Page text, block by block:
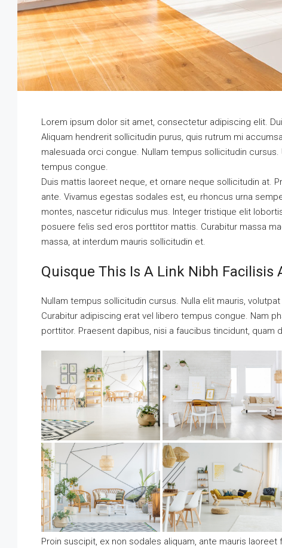
Lorem ipsum dolor sit amet, consectetur adipiscing elit.
Aliquam hendrerit sollicitudin purus, quis rutrum mi
malesuada orci congue. Nullam tempus sollicitudin
tempus congue.
Duis mattis laoreet neque, et ornare neque sollicitudin at.
ante. Vivamus egestas sodales est, eu rhoncus urna
montes, nascetur ridiculus mus. Integer tristique elit
posuere felis sed eros porttitor mattis. Curabitur massa
massa, at interdum mauris sollicitudin et.
Quisque This Is A Link Nibh Facilisis
Nullam tempus sollicitudin cursus. Nulla elit mauris,
Curabitur adipiscing erat vel libero tempus congue. Nam
porttitor. Praesent dapibus, nisi a faucibus tincidunt,
Proin suscipit, ex non sodales aliquam, ante mauris